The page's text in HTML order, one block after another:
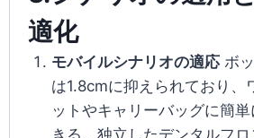
適化
モバイルシナリオの適応ボ
は1.8cmに抑えられており、
ットやキャリーバッグに簡
きる。独立したデンタルフ